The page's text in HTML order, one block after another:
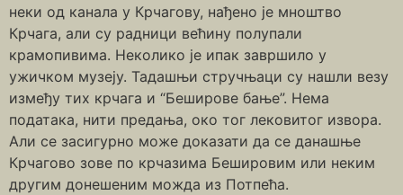
неки од канала у Крчагову, нађено је мноштво
Крчага, али су радници већину полупали
крамопивима. Неколико је ипак завршило у
ужичком музеју. Тадашњи стручњаци су нашли везу
између тих крчага и “Беширове бање”. Нема
података, нити предања, око тог лековитог извора.
Али се засигурно може доказати да се данашње
Крчагово зове по крчазима Бешировим или неким
другим донешеним можда из Потпећа.